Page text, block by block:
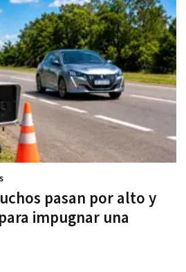
pasan por alto y
impugnar una